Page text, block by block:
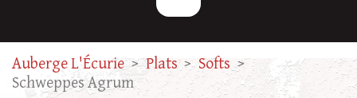
Auberge L'Écurie > Plats > Softs >
Schweppes Agrum